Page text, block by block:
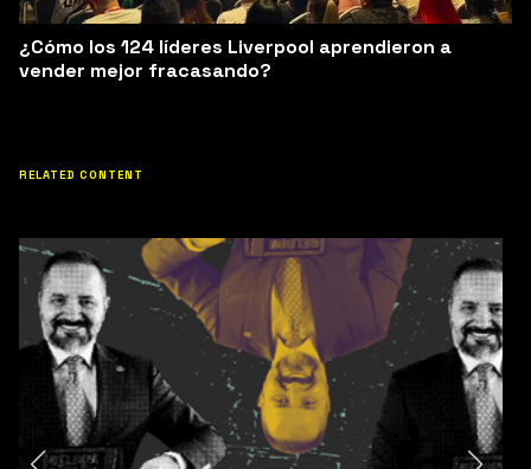
¿Cómo los 124 líderes Liverpool aprendieron a
vender mejor fracasando?
RELATED CONTENT